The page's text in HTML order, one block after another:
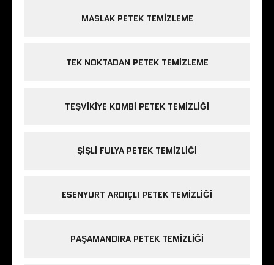
MASLAK PETEK TEMIZLEME
TEK NOKTADAN PETEK TEMIZLEME
TEŞVIKIYE KOMBI PETEK TEMIZLIĞI
ŞIŞLI FULYA PETEK TEMIZLIĞI
ESENYURT ARDIÇLI PETEK TEMIZLIĞI
PAŞAMANDIRA PETEK TEMIZLIĞI